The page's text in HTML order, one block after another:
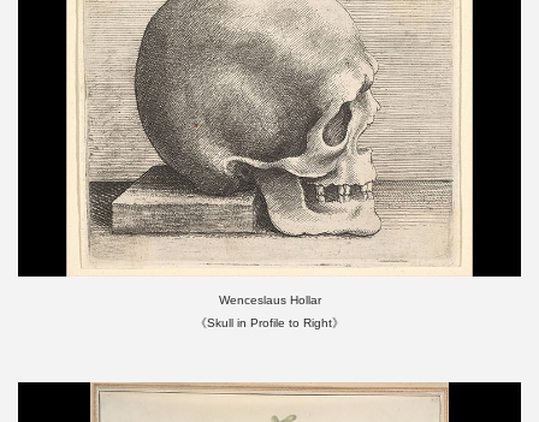
Wenceslaus Hollar
《Skull in Profile to Right》